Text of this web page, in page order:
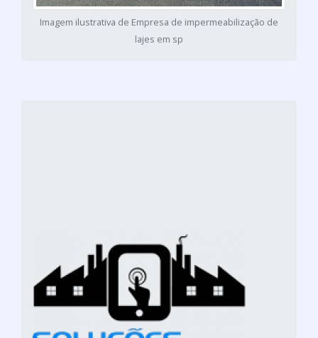
Imagem ilustrativa de Empresa de impermeabilização de
lajes em sp